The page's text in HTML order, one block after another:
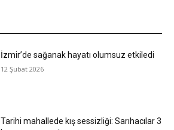
İzmir’de sağanak hayatı olumsuz etkiledi
12 Şubat 2026
Tarihi mahallede kış sessizliği: Sarıhacılar 3